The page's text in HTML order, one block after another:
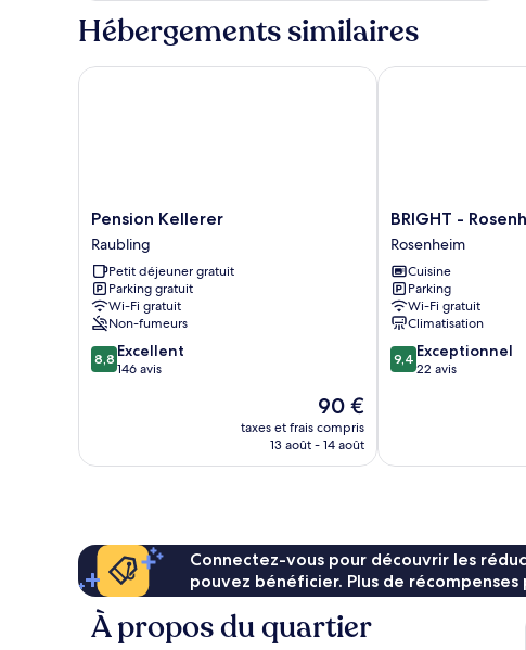
type
de
Chambre
Hébergements similaires
Pension
Kellerer
Raubling
Pension Kellerer
Raubling
Petit déjeuner gratuit
Parking gratuit
Wi-Fi gratuit
Non-fumeurs
8.8
sur
8,8 Excellent
146 avis
Le
nouveau
prix
90 €
taxes et frais compris
13 août - 14 août
Pension Kellerer
BRIGHT
-
Rosenheim
Aicherpark
Rosenheim
BRIGHT -
Rosenheim
Cuisine
Parking
Wi-Fi gratuit
Climatisation
9.4
sur
9,4 Exceptionnel
22 avis
BRIGHT -
Connectez-vous pour découvrir les
pouvez bénéficier. Plus de récompenses
À propos du quartier